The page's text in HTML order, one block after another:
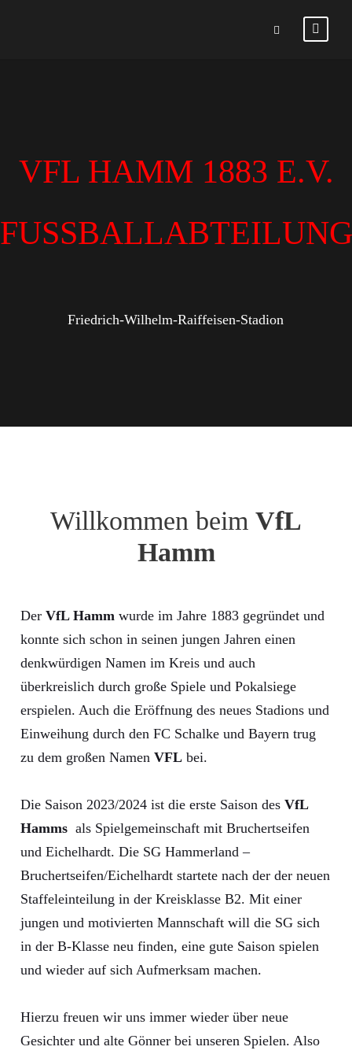
VFL HAMM 1883 E.V.
FUSSBALLABTEILUNG
Friedrich-Wilhelm-Raiffeisen-Stadion
Willkommen beim VfL
Hamm
Der VfL Hamm wurde im Jahre 1883 gegründet und
konnte sich schon in seinen jungen Jahren einen
denkwürdigen Namen im Kreis und auch
überkreislich durch große Spiele und Pokalsiege
erspielen. Auch die Eröffnung des neues Stadions und
Einweihung durch den FC Schalke und Bayern trug
zu dem großen Namen VFL bei.
Die Saison 2023/2024 ist die erste Saison des VfL
Hamms als Spielgemeinschaft mit Bruchertseifen
und Eichelhardt. Die SG Hammerland –
Bruchertseifen/Eichelhardt startete nach der der neuen
Staffeleinteilung in der Kreisklasse B2. Mit einer
jungen und motivierten Mannschaft will die SG sich
in der B-Klasse neu finden, eine gute Saison spielen
und wieder auf sich Aufmerksam machen.
Hierzu freuen wir uns immer wieder über neue
Gesichter und alte Gönner bei unseren Spielen. Also